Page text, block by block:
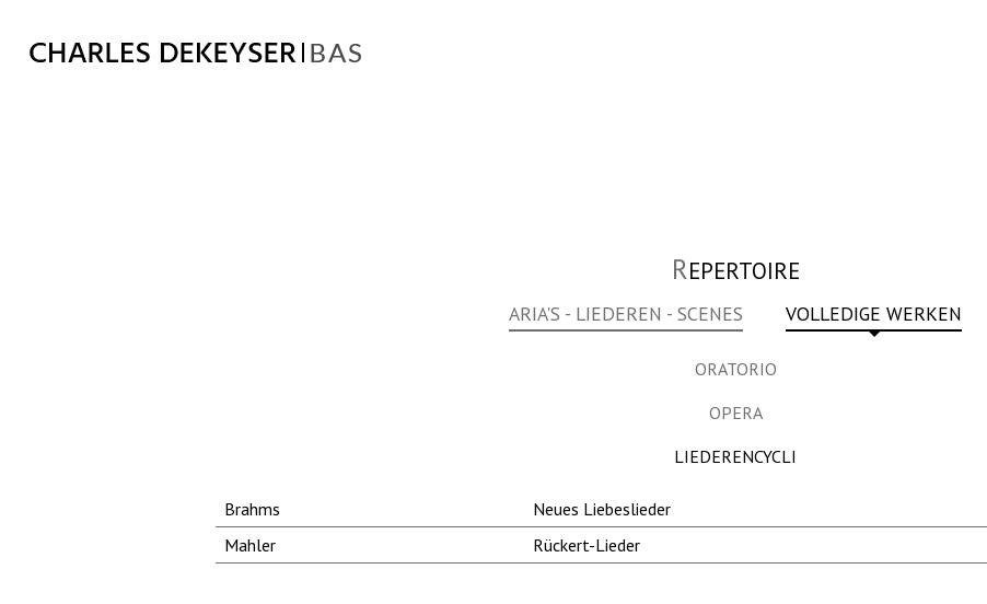
REPERTOIRE
ARIA'S - LIEDEREN - SCENES VOLLEDIGE WERKEN
ORATORIO
OPERA
LIEDERENCYCLI
Brahms
Neues Liebeslieder
Mahler
Rückert-Lieder